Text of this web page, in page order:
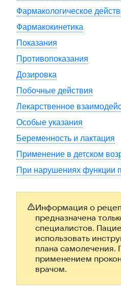
Фармакологическое
Фармакокинетика
Показания
Противопоказания
Дозировка
Побочные действия
Лекарственное
Особые указания
Беременность и лактация
Применение в детском
При нарушениях функции
Информация о
предназначена
специалистов.
использовать
плана самолечения.
применением
врачом.